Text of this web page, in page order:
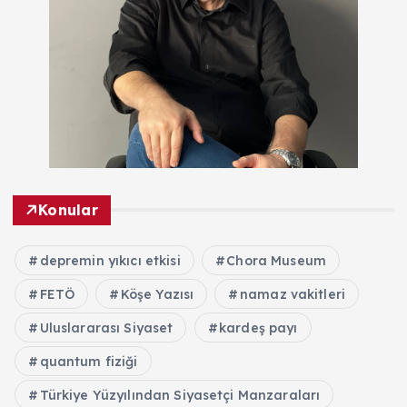
Konular
depremin yıkıcı etkisi Chora Museum
FETÖ Köşe Yazısı namaz vakitleri
Uluslararası Siyaset kardeş payı
quantum fiziği
Türkiye Yüzyılından Siyasetçi Manzaraları